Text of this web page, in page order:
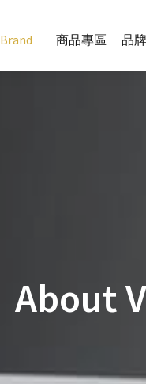
Brand 商品專區 品
About